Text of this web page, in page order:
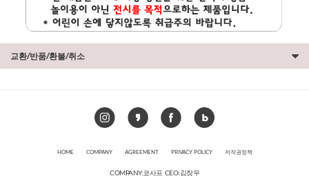
교환/반품/환불/취소
HOME COMPANY AGREEMENT PRIVACY POLICY 저작권정책
COMPANY:코사프 CEO:김창우